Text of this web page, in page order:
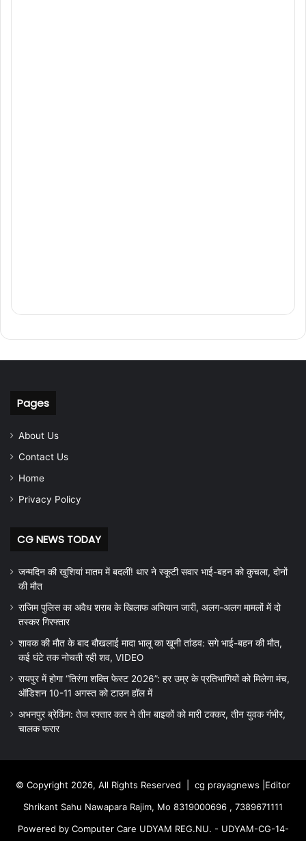
Pages
About Us
Contact Us
Home
Privacy Policy
CG NEWS TODAY
जन्मदिन की खुशियां मातम में बदलीं! थार ने स्कूटी सवार भाई-बहन को कुचला, दोनों
की मौत
राजिम पुलिस का अवैध शराब के खिलाफ अभियान जारी, अलग-अलग मामलों में दो
तस्कर गिरफ्तार
शावक की मौत के बाद बौखलाई मादा भालू का खूनी तांडव: सगे भाई-बहन की मौत,
कई घंटे तक नोचती रही शव, VIDEO
रायपुर में होगा “तिरंगा शक्ति फेस्ट 2026”: हर उम्र के प्रतिभागियों को मिलेगा मंच,
ऑडिशन 10-11 अगस्त को टाउन हॉल में
अभनपुर ब्रेकिंग: तेज रफ्तार कार ने तीन बाइकों को मारी टक्कर, तीन युवक गंभीर,
चालक फरार
© Copyright 2026, All Rights Reserved | cg prayagnews |Editor
Shrikant Sahu Nawapara Rajim, Mo 8319000696 , 7389671111
Powered by Computer Care UDYAM REG.NU. - UDYAM-CG-14-